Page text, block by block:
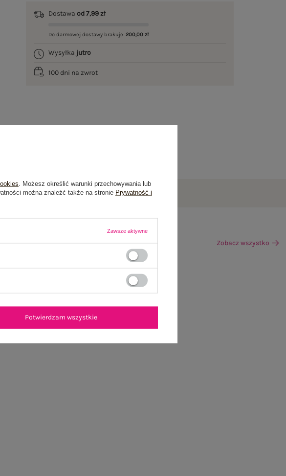
Dostawaod 7,99 zł
Do darmowej dostawy brakuje 200,00 zł
Wysyłka jutro
100 dni na zwrot
Zobacz wszystko
. Możesz określić warunki przechowywania lub
można znaleźć także na stronie Prywatność i
Zawsze aktywne
Potwierdzam wszystkie